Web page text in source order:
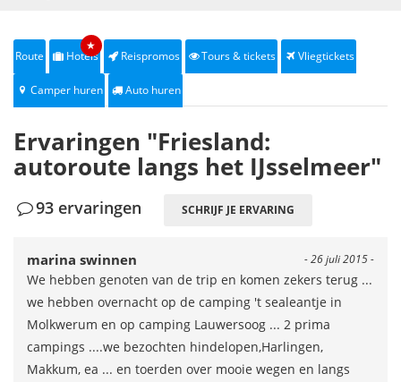
Route Hotels
★
Reispromos Tours & tickets Vliegtickets
Camper huren Auto huren
Ervaringen "Friesland:
autoroute langs het IJsselmeer"
93 ervaringen SCHRIJF JE ERVARING
- 26 juli 2015 -
marina swinnen
We hebben genoten van de trip en komen zekers terug ...
we hebben overnacht op de camping 't sealeantje in
Molkwerum en op camping Lauwersoog ... 2 prima
campings ....we bezochten hindelopen,Harlingen,
Makkum, ea ... en toerden over mooie wegen en langs